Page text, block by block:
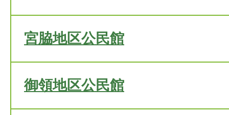
宮脇地区公民館
御領地区公民館